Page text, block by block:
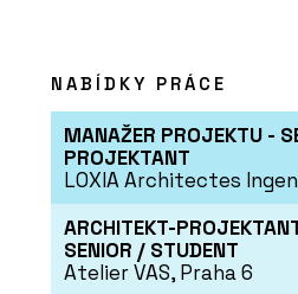
NABÍDKY PRÁCE
MANAŽER PROJEKTU -
PROJEKTANT
LOXIA Architectes
ARCHITEKT-
SENIOR / STUDENT
Atelier VAS, Praha 6